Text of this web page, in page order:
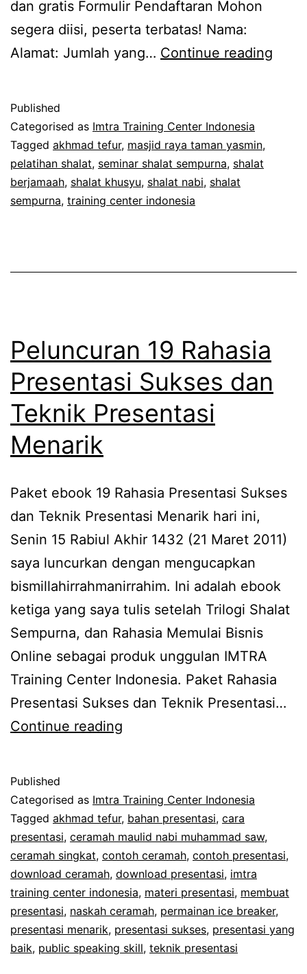
dan gratis Formulir Pendaftaran Mohon
segera diisi, peserta terbatas! Nama:
Alamat: Jumlah yang… Continue reading
Published
Categorised as Imtra Training Center Indonesia
Tagged akhmad tefur, masjid raya taman yasmin,
pelatihan shalat, seminar shalat sempurna, shalat
berjamaah, shalat khusyu, shalat nabi, shalat
sempurna, training center indonesia
Peluncuran 19 Rahasia
Presentasi Sukses dan
Teknik Presentasi
Menarik
Paket ebook 19 Rahasia Presentasi Sukses
dan Teknik Presentasi Menarik hari ini,
Senin 15 Rabiul Akhir 1432 (21 Maret 2011)
saya luncurkan dengan mengucapkan
bismillahirrahmanirrahim. Ini adalah ebook
ketiga yang saya tulis setelah Trilogi Shalat
Sempurna, dan Rahasia Memulai Bisnis
Online sebagai produk unggulan IMTRA
Training Center Indonesia. Paket Rahasia
Presentasi Sukses dan Teknik Presentasi…
Continue reading
Presentasi
Sukses
dan
Teknik
Presentasi
Menarik
Published
Categorised as Imtra Training Center Indonesia
Tagged akhmad tefur, bahan presentasi, cara
presentasi, ceramah maulid nabi muhammad saw,
ceramah singkat, contoh ceramah, contoh presentasi,
download ceramah, download presentasi, imtra
training center indonesia, materi presentasi, membuat
presentasi, naskah ceramah, permainan ice breaker,
presentasi menarik, presentasi sukses, presentasi yang
baik, public speaking skill, teknik presentasi